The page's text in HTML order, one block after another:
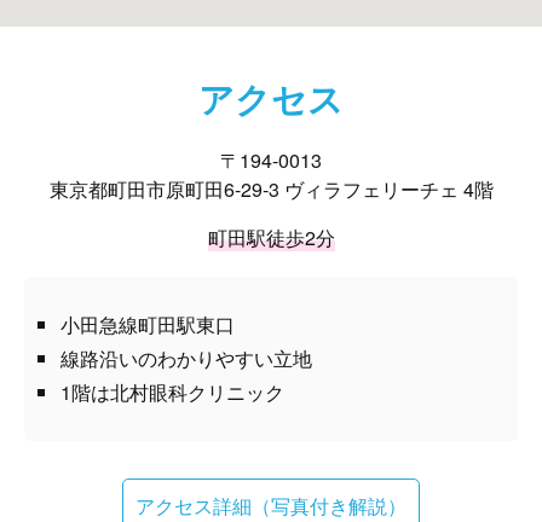
アクセス
〒194-0013
東京都町田市原町田6-29-3 ヴィラフェリーチェ 4階
町田駅徒歩2分
小田急線町田駅東口
線路沿いのわかりやすい立地
1階は北村眼科クリニック
アクセス詳細（写真付き解説）